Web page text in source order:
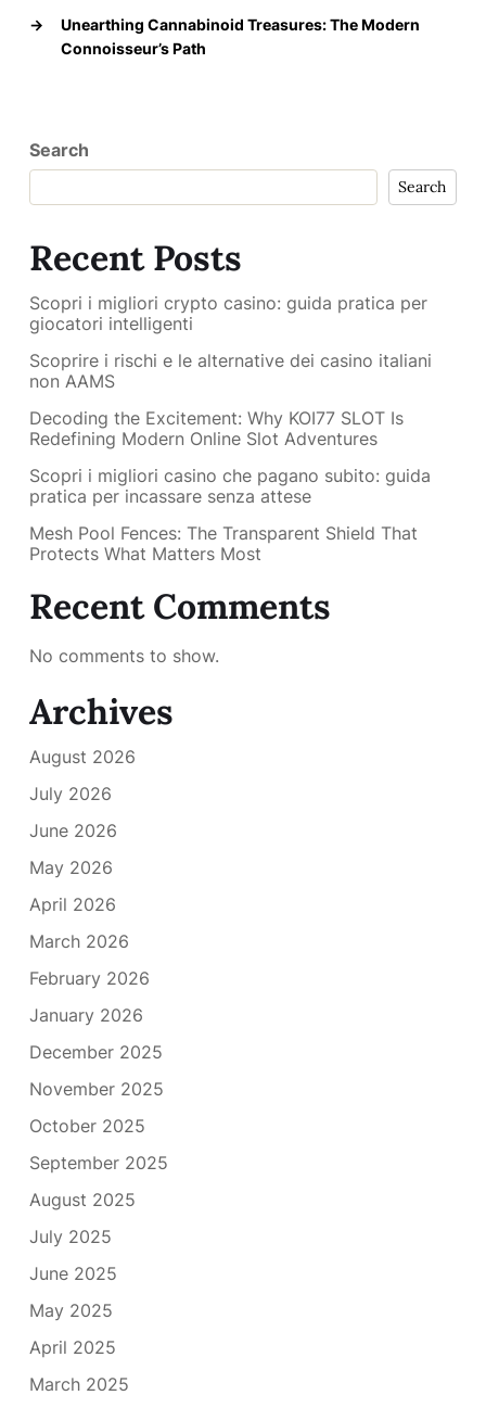
→
Unearthing Cannabinoid Treasures: The Modern
Connoisseur’s Path
Search
Search
Recent Posts
Scopri i migliori crypto casino: guida pratica per
giocatori intelligenti
Scoprire i rischi e le alternative dei casino italiani
non AAMS
Decoding the Excitement: Why KOI77 SLOT Is
Redefining Modern Online Slot Adventures
Scopri i migliori casino che pagano subito: guida
pratica per incassare senza attese
Mesh Pool Fences: The Transparent Shield That
Protects What Matters Most
Recent Comments
No comments to show.
Archives
August 2026
July 2026
June 2026
May 2026
April 2026
March 2026
February 2026
January 2026
December 2025
November 2025
October 2025
September 2025
August 2025
July 2025
June 2025
May 2025
April 2025
March 2025